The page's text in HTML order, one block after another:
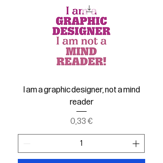
I am a graphic designer, not a mind
reader
Prezzo
0,33 €